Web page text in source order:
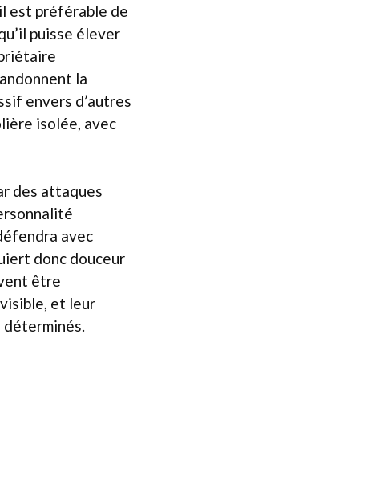
est préférable de
puisse élever
la
envers d’autres
isolée, avec
des attaques
avec
donc douceur
être
et leur
déterminés.